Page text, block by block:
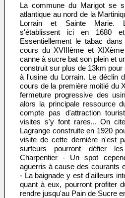
La commune du Marigot se
atlantique au nord de la
Lorrain et Sainte Marie.
s'établissent ici en 1680
Essentiellement le tabac
cours du XVIIIème et
canne à sucre bat son plein et
construit sur plus de 13km
à l'usine du Lorrain. Le déclin
cours de la première moitié du
fermeture progressive des
alors la principale ressource
compte pas d'attraction
visites s'y font rares... On
Lagrange construite en 1920
visite de cette dernière n'est
surfeurs pourront défier
Charpentier - Un spot
aguerris à cause des courants
- La baignade y est d'ailleurs
quant à eux, pourront profiter
rendre jusqu'au Pain de Sucre